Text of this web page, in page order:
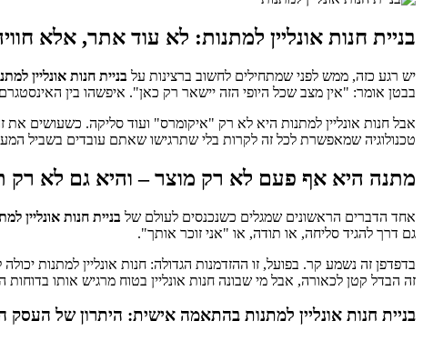
בניית חנות אונליין למתנות: לא עוד אתר, אלא
יש רגע כזה, ממש לפני שמתחילים לחשוב ברצינות על בניית חנות אונליין
בבטן אומר: "אין מצב שכל היופי הזה יישאר רק כאן". איפשהו בין
טכנולוגיה שמאפשרת לכל זה לקרות בלי שתרגישו שאתם עובדים בשביל
מתנה היא אף פעם לא רק מוצר – והיא גם לא רק
אחד הדברים הראשונים שמגלים כשנכנסים לעולם של בניית חנות אונליין
גם דרך להגיד סליחה, או תודה, או "אני זוכר אותך".
בדפדפן זה נשמע קר. בפועל, זו ההזדמנות הגדולה: חנות אונליין למתנות
זה הבדל קטן לכאורה, אבל מי שבונה חנות אונליין בטוח מרגיש אותו בדוחות
בניית חנות אונליין למתנות בהתאמה אישית: היתרון של העסק